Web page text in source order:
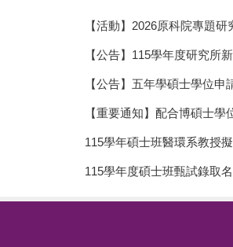
【活動】2026原科院專題
【公告】115學年度研究所
【公告】五年學碩士學位申
【重要通知】配合博碩士
115學年碩士班醫環系教授
115學年度碩士班甄試錄取